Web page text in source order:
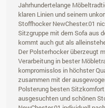
Jahrhundertelange
klaren Linien und seinem
Stoffhocker NewChester.01
Sitzgruppe mit dem Sofa aus
kommt auch gut als
Der Polsterhocker überzeugt
Verarbeitung in bester
kompromisslos in höchster
zusammen mit der
Polsterung besten
ausgesuchten und schönen